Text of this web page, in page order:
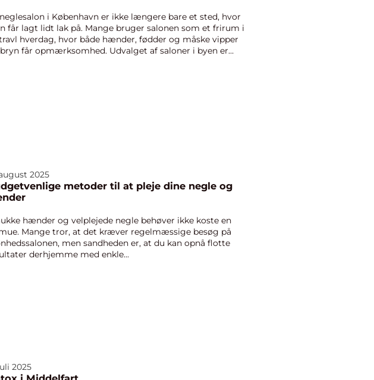
i København er ikke længere bare et sted, hvor
får lagt lidt lak på. Mange bruger salonen som et frirum i
hverdag, hvor både hænder, fødder og måske vipper
får opmærksomhed. Udvalget af saloner i byen er
2025
metoder til at pleje dine negle og
hænder og velplejede negle behøver ikke koste en
Mange tror, at det kræver regelmæssige besøg på
men sandheden er, at du kan opnå flotte
derhjemme med enkle...
2025